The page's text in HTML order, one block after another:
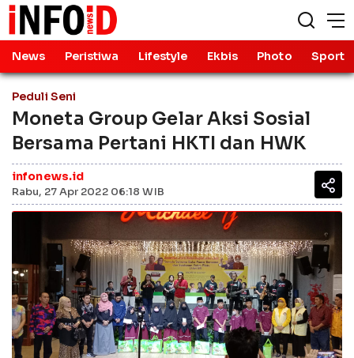
News Peristiwa Lifestyle Ekbis Photo Sport
Peduli Seni
Moneta Group Gelar Aksi Sosial
Bersama Pertani HKTI dan HWK
infonews.id
Rabu, 27 Apr 2022 06:18 WIB